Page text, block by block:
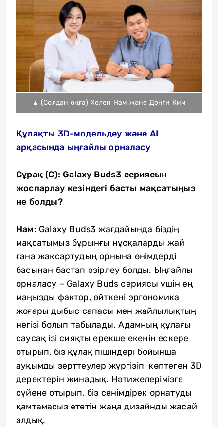
▲ (Солдан оңға) Хелен Нам және Донги Ким
Құлақты 3D-модельдеу және AI
арқасында ыңғайлы орналасу
Сұрақ (С): Galaxy Buds3 сериясын
жоспарлау кезіндегі басты мақсатыңыз
не болды?
Нам: Galaxy Buds3 жағдайында біздің
мақсатымыз бұрынғы нұсқаларды жай
ғана жақсартудың орнына өнімдерді
басынан бастап әзірлеу болды. Ыңғайлы
орналасу – Galaxy Buds сериясы үшін ең
маңызды фактор, өйткені эргономика
жоғары дыбыс сапасы мен жайлылықтың
негізі болып табылады. Адамның құлағы
саусақ ізі сияқты ерекше екенін ескере
отырып, біз құлақ пішіндері бойынша
ауқымды зерттеулер жүргізіп, көптеген 3D
деректерін жинадық. Нәтижелерімізге
сүйене отырып, біз сенімдірек орнатуды
қамтамасыз ететін жаңа дизайнды жасай
алдық.